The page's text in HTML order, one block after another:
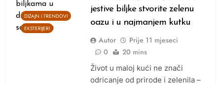
DIZAJN I TRENDOVI
EKSTERIJERI
jestive biljke stvorite zelenu
oazu i u najmanjem kutku
Autor Prije 11 mjeseci
0
20 mins
Život u maloj kući ne znači
odricanje od prirode i zelenila –